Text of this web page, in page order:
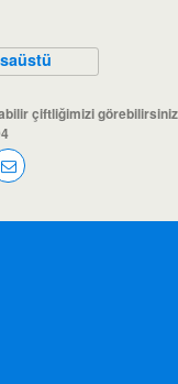
çiftliğimizi görebilirsiniz